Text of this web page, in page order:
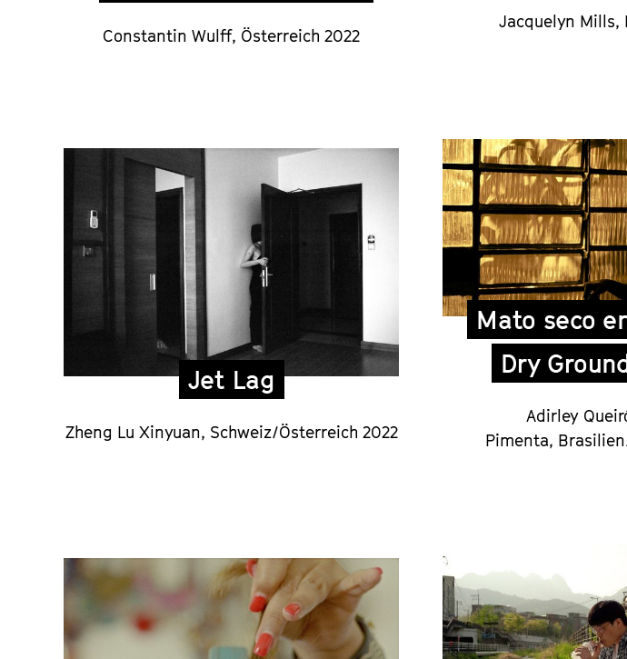
Constantin Wulff, Österreich 2022
Jacquelyn Mills,
Jet Lag
Zheng Lu Xinyuan, Schweiz/Österreich 2022
Mato seco
Dry
Adirley
Pimenta,